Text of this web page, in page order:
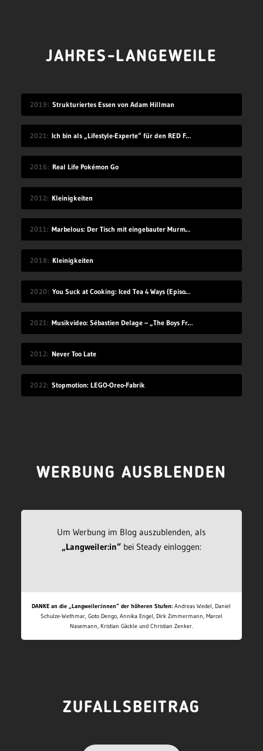
JAHRES-LANGEWEILE
2019 Strukturiertes Essen von Adam Hillman
2021 Ich bin als „Lifestyle-Experte“ für den RED FOX Award 2021 nominiert
2016 Real Life Pokémon Go
2012 Kleinigkeiten
2011 Marbelous: Der Tisch mit eingebauter Murmelbahn
2018 Kleinigkeiten
2020 You Suck at Cooking: Iced Tea 4 Ways (Episode 112)
2021 Musikvideo: Sébastien Delage – „The Boys From Summer“
2012 Never Too Late
2022 Stopmotion: LEGO-Oreo-Fabrik
WERBUNG AUSBLENDEN
Um Werbung im Blog auszublenden, als
„Langweiler:in“bei Steady einloggen:
DANKE an die „Langweiler:innen“ der höheren Stufen: Andreas Wedel, Daniel
Schulze-Wethmar, Goto Dengo, Annika Engel, Dirk Zimmermann, Marcel
Nasemann, Kristian Gäckle und Christian Zenker.
ZUFALLSBEITRAG